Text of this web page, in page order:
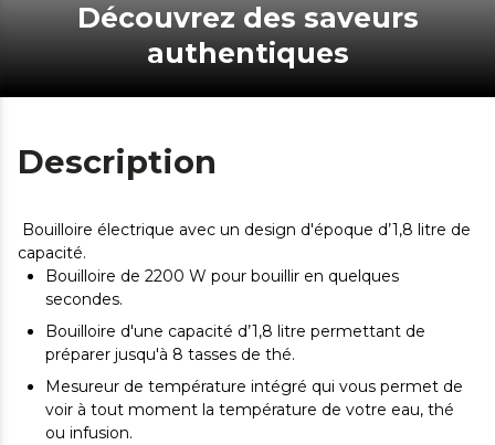
Découvrez des saveurs
authentiques
Description
Bouilloire électrique avec un design d'époque d’1,8 litre de
capacité.
Bouilloire de 2200 W pour bouillir en quelques
secondes.
Bouilloire d'une capacité d’1,8 litre permettant de
préparer jusqu'à 8 tasses de thé.
Mesureur de température intégré qui vous permet de
voir à tout moment la température de votre eau, thé
ou infusion.